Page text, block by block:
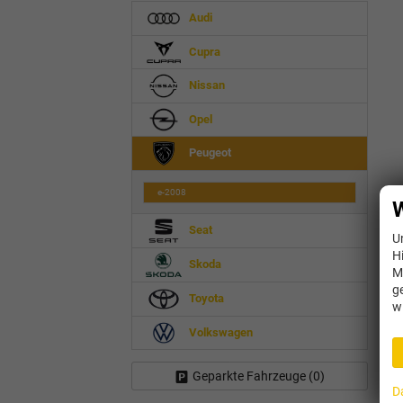
Audi
Cupra
Nissan
Opel
Peugeot
e-2008
Seat
Skoda
Toyota
Volkswagen
Geparkte Fahrzeuge (0)